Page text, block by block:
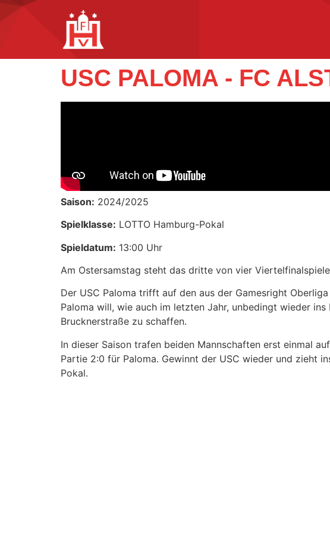
USC PALOMA - FC
Saison: 2024/2025
Spielklasse: LOTTO Hamburg-Pokal
Spieldatum: 13:00 Uhr
Am Ostersamstag steht das dritte von vier
Der USC Paloma trifft auf den aus der Gamesright
Paloma will, wie auch im letzten Jahr, unbedingt wieder
Brucknerstraße zu schaffen.
In dieser Saison trafen beiden Mannschaften erst einmal
Partie 2:0 für Paloma. Gewinnt der USC wieder und zieht
Pokal.